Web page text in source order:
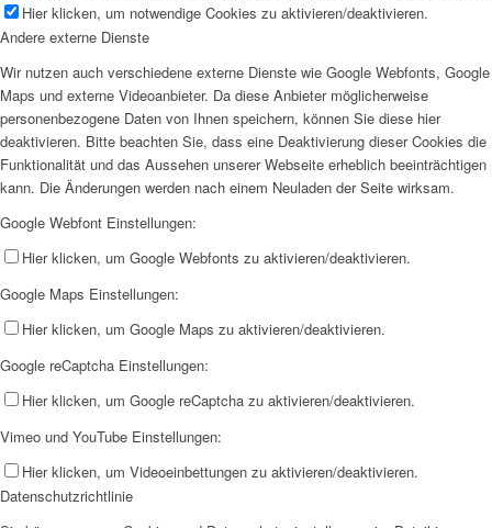
Hier klicken, um notwendige Cookies zu aktivieren/deaktivieren.
Andere externe Dienste
Wir nutzen auch verschiedene externe Dienste wie Google Webfonts, Google
Maps und externe Videoanbieter. Da diese Anbieter möglicherweise
personenbezogene Daten von Ihnen speichern, können Sie diese hier
deaktivieren. Bitte beachten Sie, dass eine Deaktivierung dieser Cookies die
Funktionalität und das Aussehen unserer Webseite erheblich beeinträchtigen
kann. Die Änderungen werden nach einem Neuladen der Seite wirksam.
Google Webfont Einstellungen:
Hier klicken, um Google Webfonts zu aktivieren/deaktivieren.
Google Maps Einstellungen:
Hier klicken, um Google Maps zu aktivieren/deaktivieren.
Google reCaptcha Einstellungen:
Hier klicken, um Google reCaptcha zu aktivieren/deaktivieren.
Vimeo und YouTube Einstellungen:
Hier klicken, um Videoeinbettungen zu aktivieren/deaktivieren.
Datenschutzrichtlinie